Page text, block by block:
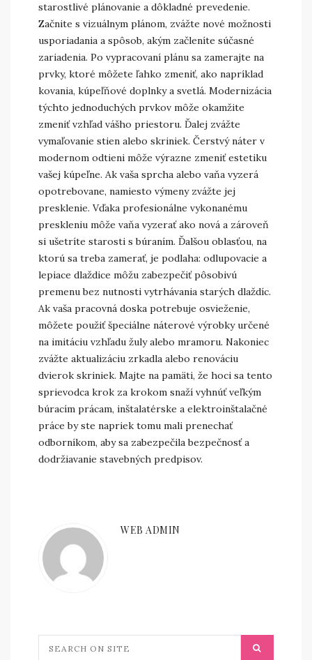
starostlivé plánovanie a dôkladné prevedenie.
Začnite s vizuálnym plánom, zvážte nové možnosti
usporiadania a spôsob, akým začleníte súčasné
zariadenia. Po vypracovaní plánu sa zamerajte na
prvky, ktoré môžete ľahko zmeniť, ako napríklad
kovania, kúpeľňové doplnky a svetlá. Modernizácia
týchto jednoduchých prvkov môže okamžite
zmeniť vzhľad vášho priestoru. Ďalej zvážte
vymaľovanie stien alebo skriniek. Čerstvý náter v
modernom odtieni môže výrazne zmeniť estetiku
vašej kúpeľne. Ak vaša sprcha alebo vaňa vyzerá
opotrebovane, namiesto výmeny zvážte jej
presklenie. Vďaka profesionálne vykonanému
preskleniu môže vaňa vyzerať ako nová a zároveň
si ušetríte starosti s búraním. Ďalšou oblasťou, na
ktorú sa treba zamerať, je podlaha: odlupovacie a
lepiace dlaždice môžu zabezpečiť pôsobivú
premenu bez nutnosti vytrhávania starých dlaždíc.
Ak vaša pracovná doska potrebuje osvieženie,
môžete použiť špeciálne náterové výrobky určené
na imitáciu vzhľadu žuly alebo mramoru. Nakoniec
zvážte aktualizáciu zrkadla alebo renováciu
dvierok skriniek. Majte na pamäti, že hoci sa tento
sprievodca krok za krokom snaží vyhnúť veľkým
búracím prácam, inštalatérske a elektroinštalačné
práce by ste napriek tomu mali prenechať
odborníkom, aby sa zabezpečila bezpečnosť a
dodržiavanie stavebných predpisov.
WEB ADMIN